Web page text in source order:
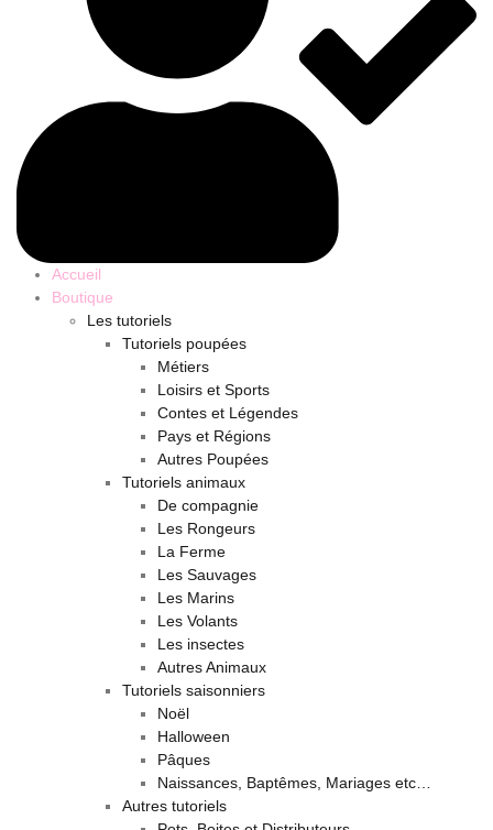
Accueil
Boutique
Les tutoriels
Tutoriels poupées
Métiers
Loisirs et Sports
Contes et Légendes
Pays et Régions
Autres Poupées
Tutoriels animaux
De compagnie
Les Rongeurs
La Ferme
Les Sauvages
Les Marins
Les Volants
Les insectes
Autres Animaux
Tutoriels saisonniers
Noël
Halloween
Pâques
Naissances, Baptêmes, Mariages etc…
Autres tutoriels